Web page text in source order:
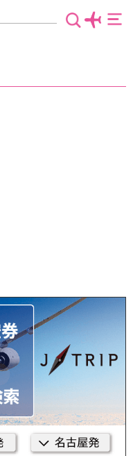
つです。アメリカンながっつ
とろける高級感あふれたお肉も
覧ください。